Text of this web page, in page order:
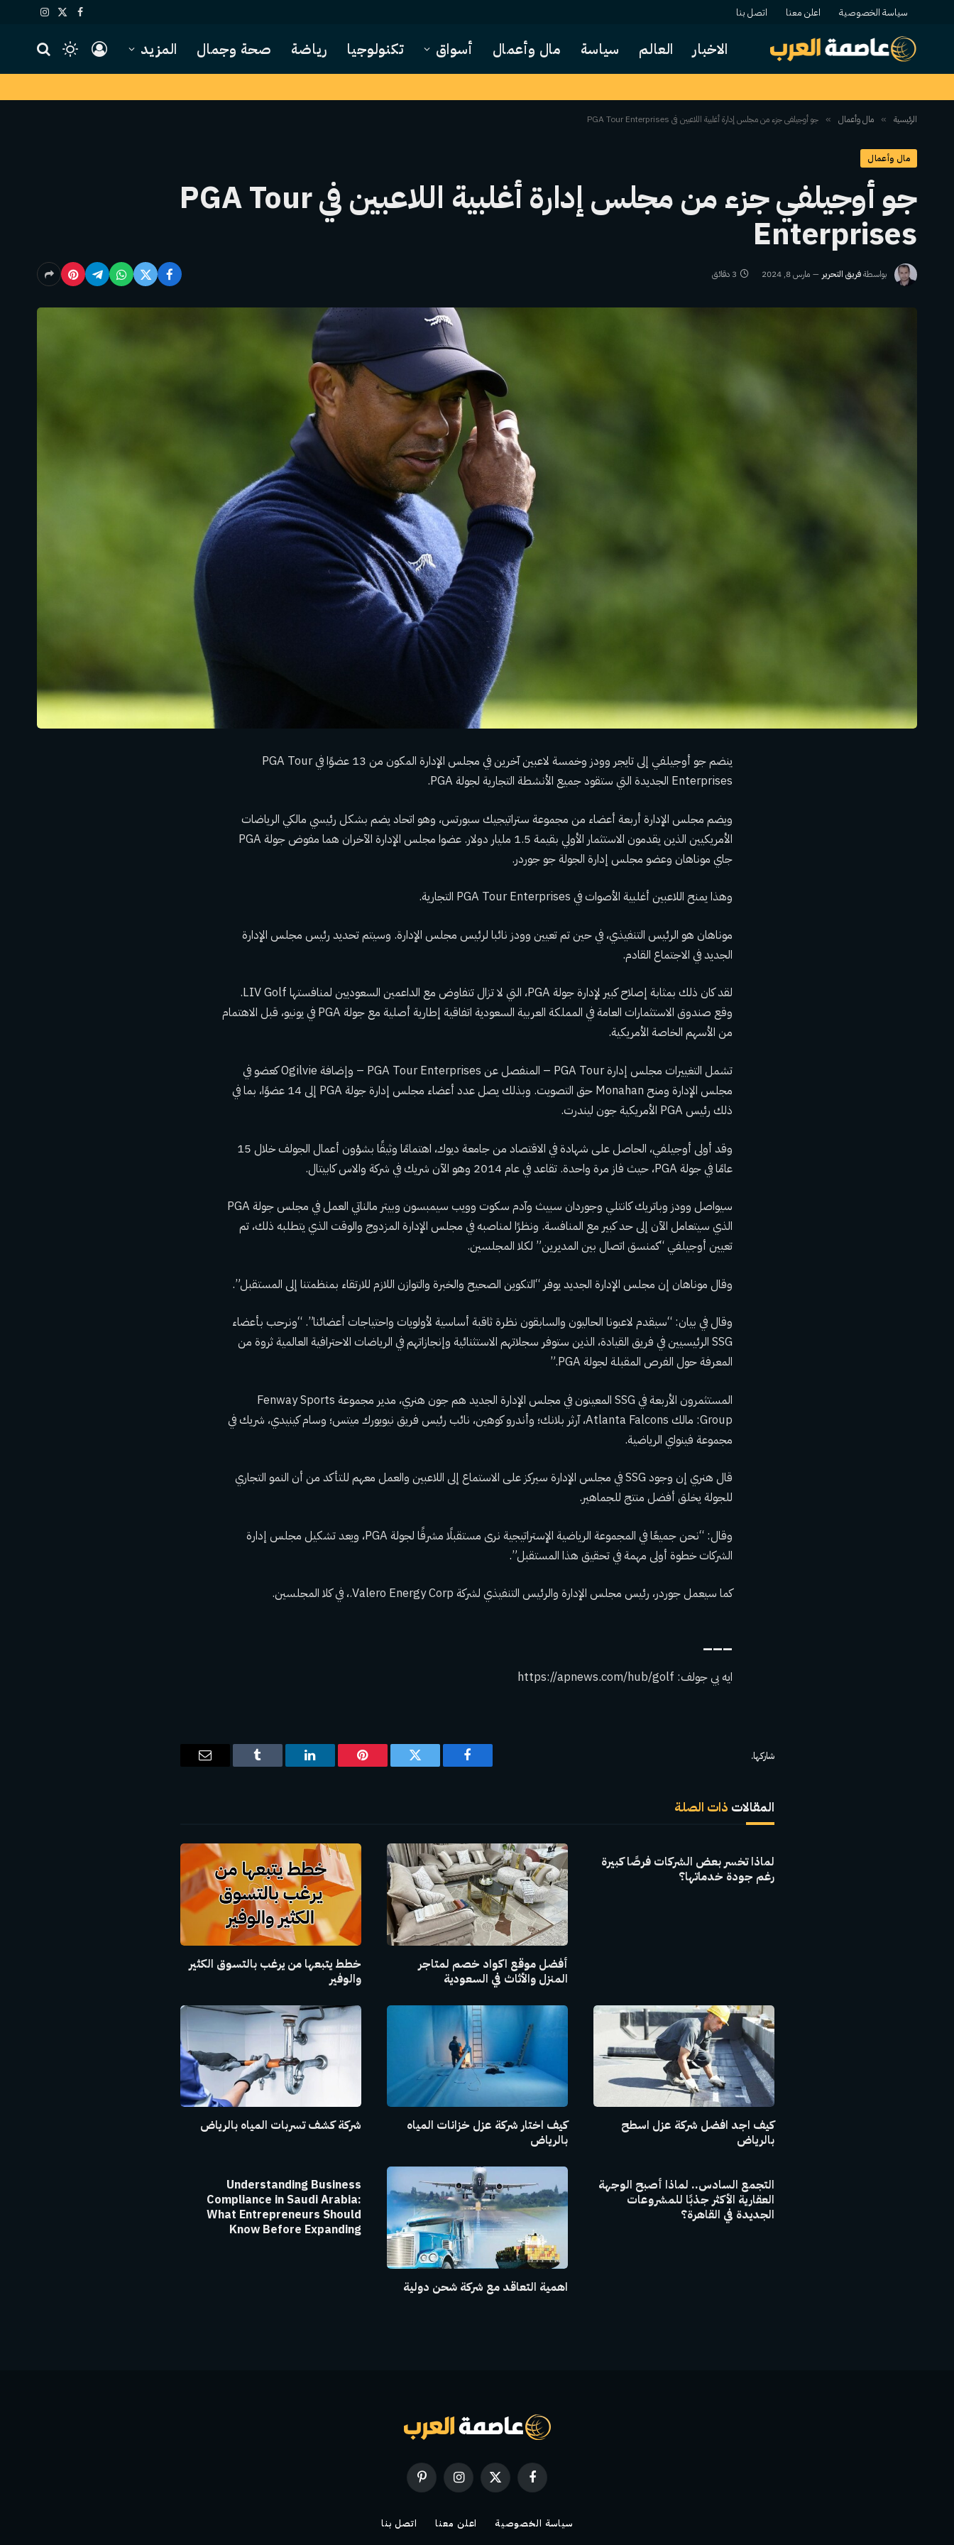
سياسة الخصوصية اعلن معنا اتصل بنا فيسبوك
X
الانستغرام
الاخبار العالم سياسة مال وأعمال أسواق تكنولوجيا رياضة صحة وجمال المزيد
الرئيسية » مال وأعمال » جو أوجيلفي جزء من مجلس إدارة أغلبية اللاعبين في PGA Tour Enterprises
مال وأعمال
جو أوجيلفي جزء من مجلس إدارة أغلبية اللاعبين في PGA Tour
Enterprises
بواسطةفريق التحرير مارس 8, 2024 3 دقائق
ينضم جو أوجيلفي إلى تايجر وودز وخمسة لاعبين آخرين في مجلس الإدارة المكون من 13 عضوًا في PGA Tour
Enterprises الجديدة التي ستقود جميع الأنشطة التجارية لجولة PGA.
ويضم مجلس الإدارة أربعة أعضاء من مجموعة ستراتيجيك سبورتس، وهو اتحاد يضم بشكل رئيسي مالكي الرياضات
الأمريكيين الذين يقدمون الاستثمار الأولي بقيمة 1.5 مليار دولار. عضوا مجلس الإدارة الآخران هما مفوض جولة PGA
جاي موناهان وعضو مجلس إدارة الجولة جو جوردر.
وهذا يمنح اللاعبين أغلبية الأصوات في PGA Tour Enterprises التجارية.
موناهان هو الرئيس التنفيذي، في حين تم تعيين وودز نائبا لرئيس مجلس الإدارة. وسيتم تحديد رئيس مجلس الإدارة
الجديد في الاجتماع القادم.
لقد كان ذلك بمثابة إصلاح كبير لإدارة جولة PGA، التي لا تزال تتفاوض مع الداعمين السعوديين لمنافستها LIV Golf.
وقع صندوق الاستثمارات العامة في المملكة العربية السعودية اتفاقية إطارية أصلية مع جولة PGA في يونيو، قبل الاهتمام
من الأسهم الخاصة الأمريكية.
تشمل التغييرات مجلس إدارة PGA Tour – المنفصل عن PGA Tour Enterprises – وإضافة Ogilvie كعضو في
مجلس الإدارة ومنح Monahan حق التصويت. وبذلك يصل عدد أعضاء مجلس إدارة جولة PGA إلى 14 عضوًا، بما في
ذلك رئيس PGA الأمريكية جون ليندرت.
وقد أولى أوجيلفي، الحاصل على شهادة في الاقتصاد من جامعة ديوك، اهتمامًا وثيقًا بشؤون أعمال الجولف خلال 15
عامًا في جولة PGA، حيث فاز مرة واحدة. تقاعد في عام 2014 وهو الآن شريك في شركة والاس كابيتال.
سيواصل وودز وباتريك كانتلي وجوردان سبيث وآدم سكوت وويب سيمبسون وبيتر مالناتي العمل في مجلس جولة PGA
الذي سيتعامل الآن إلى حد كبير مع المنافسة. ونظرًا لمناصبه في مجلس الإدارة المزدوج والوقت الذي يتطلبه ذلك، تم
تعيين أوجيلفي “كمنسق اتصال بين المديرين” لكلا المجلسين.
وقال موناهان إن مجلس الإدارة الجديد يوفر “التكوين الصحيح والخبرة والتوازن اللازم للارتقاء بمنظمتنا إلى المستقبل”.
وقال في بيان: “سيقدم لاعبونا الحاليون والسابقون نظرة ثاقبة أساسية لأولويات واحتياجات أعضائنا”. “ونرحب بأعضاء
SSG الرئيسيين في فريق القيادة، الذين ستوفر سجلاتهم الاستثنائية وإنجازاتهم في الرياضات الاحترافية العالمية ثروة من
المعرفة حول الفرص المقبلة لجولة PGA.”
المستثمرون الأربعة في SSG المعينون في مجلس الإدارة الجديد هم جون هنري، مدير مجموعة Fenway Sports
Group: مالك Atlanta Falcons، آرثر بلانك؛ وأندرو كوهين، نائب رئيس فريق نيويورك ميتس؛ وسام كينيدي، شريك في
مجموعة فينواي الرياضية.
قال هنري إن وجود SSG في مجلس الإدارة سيركز على الاستماع إلى اللاعبين والعمل معهم للتأكد من أن النمو التجاري
للجولة يخلق أفضل منتج للجماهير.
وقال: “نحن جميعًا في المجموعة الرياضية الإستراتيجية نرى مستقبلًا مشرقًا لجولة PGA، ويعد تشكيل مجلس إدارة
الشركات خطوة أولى مهمة في تحقيق هذا المستقبل”.
كما سيعمل جوردر، رئيس مجلس الإدارة والرئيس التنفيذي لشركة Valero Energy Corp.، في كلا المجلسين.
ايه بي جولف: https://apnews.com/hub/golf
شاركها.
فيسبوك تويتر بينتيريستلينكدإن Tumblr
البريد
المقالات ذات الصلة
لماذا تخسر بعض الشركات فرصًا كبيرة
رغم جودة خدماتها؟
أفضل موقع اكواد خصم لمتاجر
المنزل والأثاث في السعودية
خطط يتبعها من يرغب بالتسوق الكثير
والوفير
كيف اجد افضل شركة عزل اسطح
بالرياض
كيف اختار شركة عزل خزانات المياه
بالرياض
شركة كشف تسربات المياه بالرياض
التجمع السادس.. لماذا أصبح الوجهة
العقارية الأكثر جذبًا للمشروعات
الجديدة في القاهرة؟
اهمية التعاقد مع شركة شحن دولية
Understanding Business
Compliance in Saudi Arabia:
What Entrepreneurs Should
Know Before Expanding
فيسبوك
X
(Twitter)
الانستغرامبينتيريست
سياسة الخصوصية اعلن معنا اتصل بنا